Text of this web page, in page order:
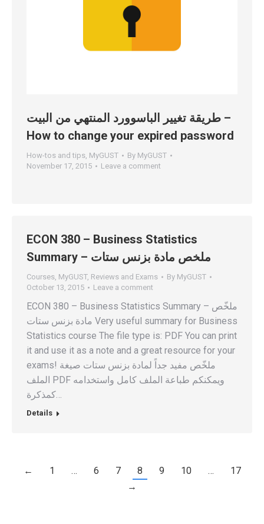
طريقة تغيير الباسوورد المنتهي من البيت –
How to change your expired password
How-tos and tips MyGUST By MyGUST
November 17, 2015
Leave a comment
ECON 380 – Business Statistics
Summary – ملخص مادة بزنس ستات
Courses MyGUST, Reviews and Exams By MyGUST
October 13, 2015
Leave a comment
ECON 380 – Business Statistics Summary – ملخّص
مادة بزنس ستات Very useful summary for Business
Statistics course The file type is: PDF You can print
it and use it as a note and a great resource for your
exams! ملخّص مفيد جداً لمادة بزنس ستات صيغة
الملف PDF ويمكنكم طباعة الملف كامل واستخدامه
Details
← 1 … 6 7 8 9 10 …
17
→